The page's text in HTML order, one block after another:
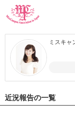
ミスキャ
近況報告の一覧